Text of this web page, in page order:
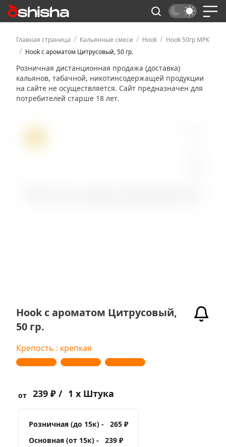
Главная страница / Кальянные смеси / Hook / Hook 50гр МРК
/ Hook с ароматом Цитрусовый, 50 гр.
Розничная дистанционная продажа (доставка)
кальянов, табачной, никотинсодержащей продукции
на сайте не осуществляется. Сайт предназначен для
потребителей старше 18 лет.
Hook с ароматом Цитрусовый,
50 гр.
Крепость : крепкая
от 239 ₽ / 1 x Штука
Розничная (до 15к) -
265 ₽
Основная (от 15к) -
239 ₽